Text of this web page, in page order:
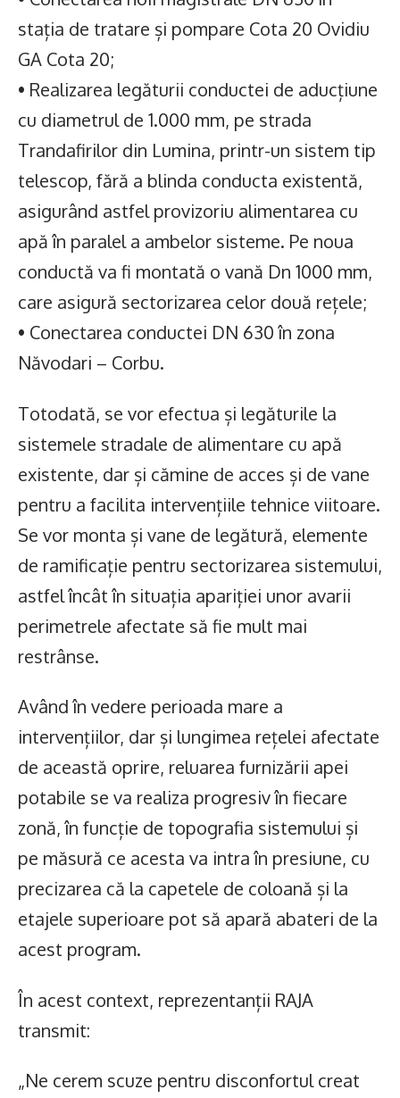
stația de tratare și pompare Cota 20 Ovidiu
GA Cota 20;
• Realizarea legăturii conductei de aducțiune
cu diametrul de 1.000 mm, pe strada
Trandafirilor din Lumina, printr-un sistem tip
telescop, fără a blinda conducta existentă,
asigurând astfel provizoriu alimentarea cu
apă în paralel a ambelor sisteme. Pe noua
conductă va fi montată o vană Dn 1000 mm,
care asigură sectorizarea celor două rețele;
• Conectarea conductei DN 630 în zona
Năvodari – Corbu.
Totodată, se vor efectua și legăturile la
sistemele stradale de alimentare cu apă
existente, dar și cămine de acces și de vane
pentru a facilita intervențiile tehnice viitoare.
Se vor monta și vane de legătură, elemente
de ramificație pentru sectorizarea sistemului,
astfel încât în situația apariției unor avarii
perimetrele afectate să fie mult mai
restrânse.
Având în vedere perioada mare a
intervențiilor, dar și lungimea rețelei afectate
de această oprire, reluarea furnizării apei
potabile se va realiza progresiv în fiecare
zonă, în funcție de topografia sistemului și
pe măsură ce acesta va intra în presiune, cu
precizarea că la capetele de coloană și la
etajele superioare pot să apară abateri de la
acest program.
În acest context, reprezentanții RAJA
transmit:
„Ne cerem scuze pentru disconfortul creat